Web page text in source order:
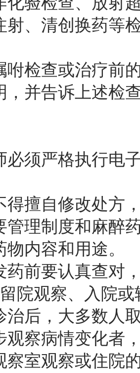
射、清创换药等
检查或治疗前
，并告诉上述检
须严格执行电
擅自修改处方
管理制度和麻醉
内容和用途。
前要认真查对
院观察、入院或
后，大多数人
观察病情变化者
察室观察或住院